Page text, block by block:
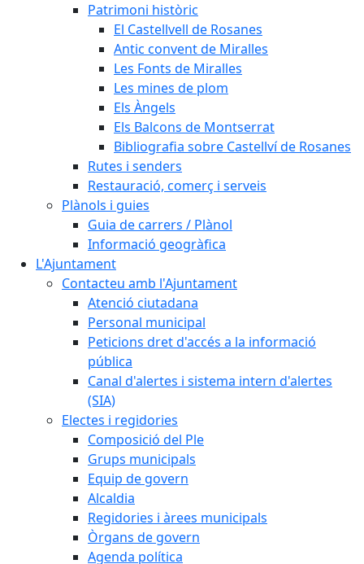
Patrimoni històric
El Castellvell de Rosanes
Antic convent de Miralles
Les Fonts de Miralles
Les mines de plom
Els Àngels
Els Balcons de Montserrat
Bibliografia sobre Castellví de Rosanes
Rutes i senders
Restauració, comerç i serveis
Plànols i guies
Guia de carrers / Plànol
Informació geogràfica
L'Ajuntament
Contacteu amb l'Ajuntament
Atenció ciutadana
Personal municipal
Peticions dret d'accés a la informació
pública
Canal d'alertes i sistema intern d'alertes
(SIA)
Electes i regidories
Composició del Ple
Grups municipals
Equip de govern
Alcaldia
Regidories i àrees municipals
Òrgans de govern
Agenda política